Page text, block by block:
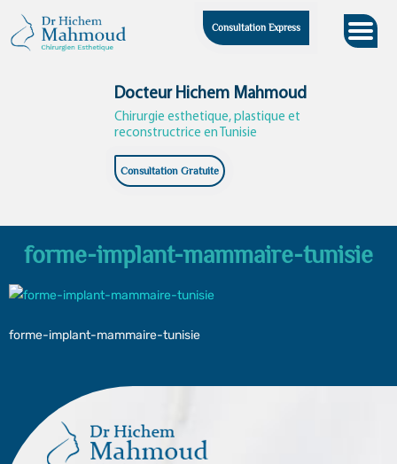
content
Consultation Express
Docteur Hichem Mahmoud
Chirurgie esthetique, plastique et
reconstructrice en Tunisie
Consultation Gratuite
forme-implant-mammaire-tunisie
forme-implant-mammaire-tunisie